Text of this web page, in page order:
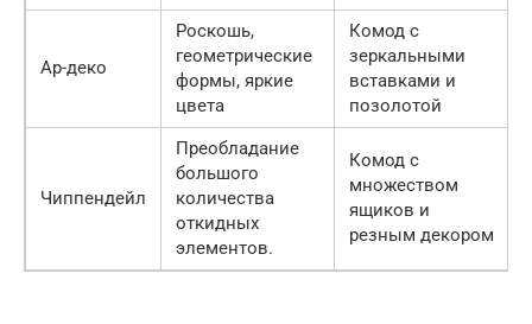
Ар-деко
Роскошь,
геометрические
формы, яркие
цвета
Комод с
зеркальными
вставками и
позолотой
Чиппендейл
Преобладание
большого
количества
откидных
элементов.
Комод с
множеством
ящиков и
резным декором